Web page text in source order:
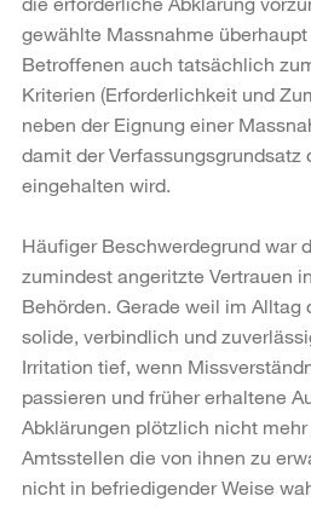
gewählte Massnahme
Betroffenen auch tatsächlich
Kriterien (Erforderlichkeit und
neben der Eignung einer
damit der Verfassungsgrundsatz
eingehalten wird.
Häufiger Beschwerdegrund war
zumindest angeritzte Vertrauen
Behörden. Gerade weil im Alltag
solide, verbindlich und
Irritation tief, wenn
passieren und früher erhaltene
Abklärungen plötzlich nicht
Amtsstellen die von ihnen zu
nicht in befriedigender Weise